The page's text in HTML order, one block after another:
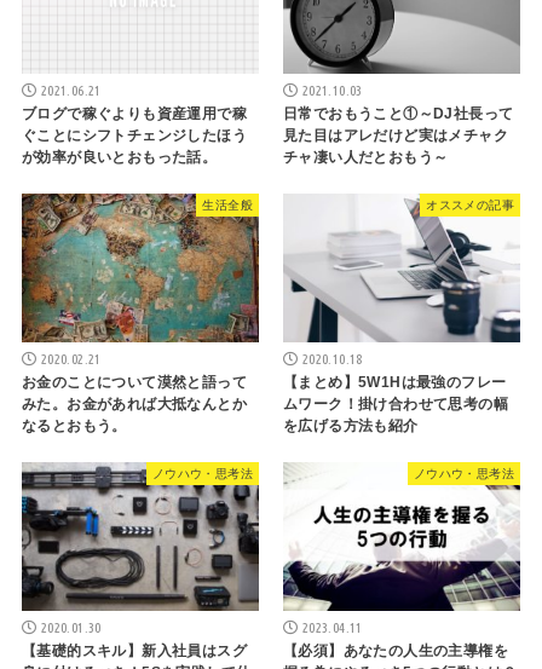
2021.06.21
ブログで稼ぐよりも資産運用で稼
ぐことにシフトチェンジしたほう
が効率が良いとおもった話。
2021.10.03
日常でおもうこと①～DJ社長って
見た目はアレだけど実はメチャク
チャ凄い人だとおもう～
生活全般
2020.02.21
お金のことについて漠然と語って
みた。お金があれば大抵なんとか
なるとおもう。
オススメの記事
2020.10.18
【まとめ】5W1Hは最強のフレー
ムワーク！掛け合わせて思考の幅
を広げる方法も紹介
ノウハウ・思考法
2020.01.30
【基礎的スキル】新入社員はスグ
ノウハウ・思考法
2023.04.11
【必須】あなたの人生の主導権を